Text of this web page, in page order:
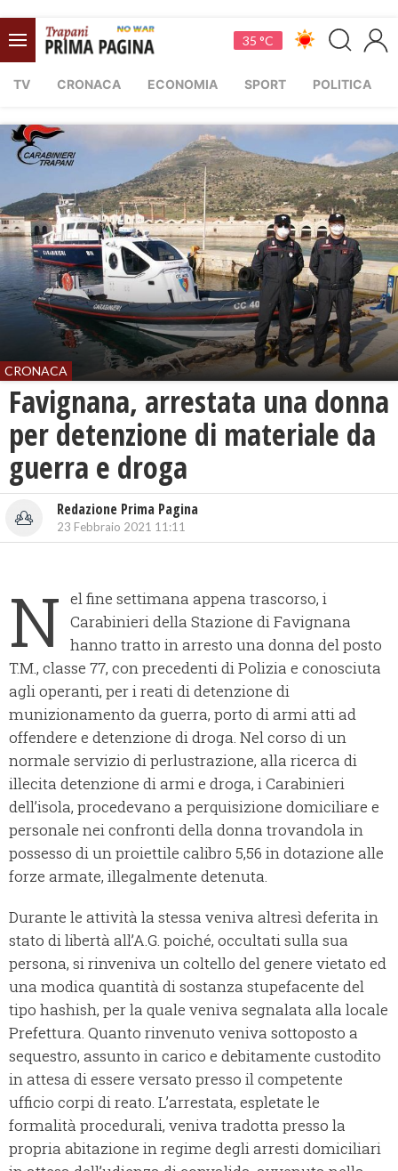
35 °C
TV CRONACA ECONOMIA SPORT POLITICA
CRONACA
Favignana, arrestata una donna
per detenzione di materiale da
guerra e droga
Redazione Prima Pagina
23 Febbraio 2021 11:11
N el fine settimana appena trascorso, i
Carabinieri della Stazione di Favignana
hanno tratto in arresto una donna del posto
T.M., classe 77, con precedenti di Polizia e conosciuta
agli operanti, per i reati di detenzione di
munizionamento da guerra, porto di armi atti ad
offendere e detenzione di droga. Nel corso di un
normale servizio di perlustrazione, alla ricerca di
illecita detenzione di armi e droga, i Carabinieri
dell’isola, procedevano a perquisizione domiciliare e
personale nei confronti della donna trovandola in
possesso di un proiettile calibro 5,56 in dotazione alle
forze armate, illegalmente detenuta.
Durante le attività la stessa veniva altresì deferita in
stato di libertà all’A.G. poiché, occultati sulla sua
persona, si rinveniva un coltello del genere vietato ed
una modica quantità di sostanza stupefacente del
tipo hashish, per la quale veniva segnalata alla locale
Prefettura. Quanto rinvenuto veniva sottoposto a
sequestro, assunto in carico e debitamente custodito
in attesa di essere versato presso il competente
ufficio corpi di reato. L’arrestata, espletate le
formalità procedurali, veniva tradotta presso la
propria abitazione in regime degli arresti domiciliari